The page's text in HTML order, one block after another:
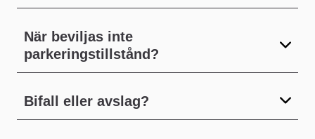
När beviljas inte
parkeringstillstånd?
Bifall eller avslag?